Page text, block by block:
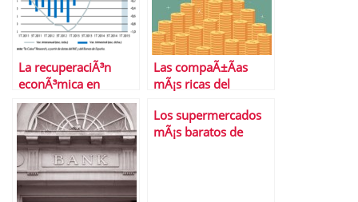
La recuperaciÃ³n
econÃ³mica en
EspaÃ±a,
Â¿consolidada?
Las compaÃ±Ã­as
mÃ¡s ricas del
Los supermercados
mÃ¡s baratos de